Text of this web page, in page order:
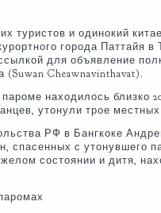
туристов и одинокий
города Паттайя в
для объявление
Cheawnavinthavat).
находилось близко
утонули трое
РФ в Бангкоке
спасенных с утонувшего
состоянии и дитя,